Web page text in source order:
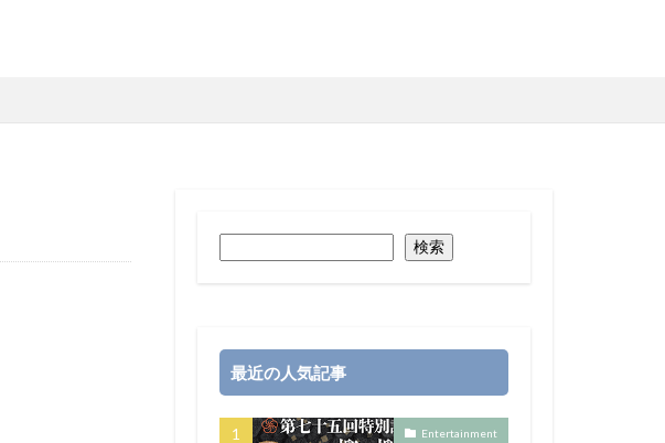
検索
最近の人気記事
Entertainment